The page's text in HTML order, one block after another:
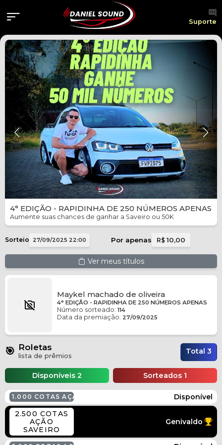
Suporte
4° EDIÇÃO - RAPIDINHA DE 250 NÚMEROS APENAS
Aumente suas chances de ganhar a Saveiro ou 50K
Concluído
Sorteio 27/09/2025 22:00 Por apenas R$ 10,00
Ver meus títulos
Maykel machado de oliveira
4° EDIÇÃO - RAPIDINHA DE 250 NÚMEROS APENAS
Número sorteado: 114
Data da premiação: 27/09/2025
🎯 Roletas
lista de prêmios Total 3
Disponíveis 2 Sorteados 1
1.000 COTAS AÇÃO SAVEIRO
Disponível
2.500 COTAS
AÇÃO
SAVEIRO
Genivaldo